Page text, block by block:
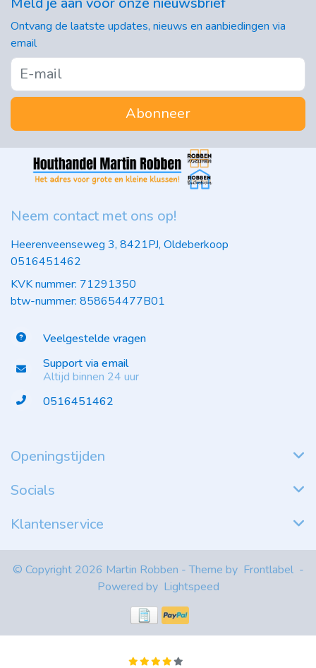
Ontvang de laatste updates, nieuws en aanbiedingen via
email
Abonneer
Neem contact met ons op!
Heerenveenseweg 3, 8421PJ, Oldeberkoop
0516451462
KVK nummer: 71291350
btw-nummer: 858654477B01
Veelgestelde vragen
Support via email
Altijd binnen 24 uur
0516451462
Openingstijden
Socials
Klantenservice
© Copyright 2026 Martin Robben - Theme by Frontlabel -
Powered by Lightspeed